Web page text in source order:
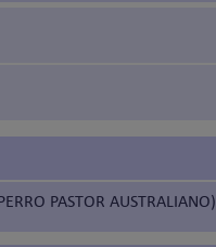
PASTOR AUSTRALIANO)